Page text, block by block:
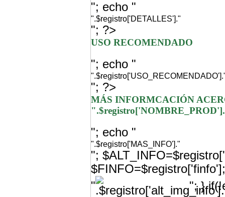
"; echo "
".$registro['DETALLES']."
"; ?>
USO RECOMENDADO
"; echo "
"; ?>
MÁS INFORMCACIÓN
"; echo "
".$registro['MAS_INFO']."
";
"
"; }